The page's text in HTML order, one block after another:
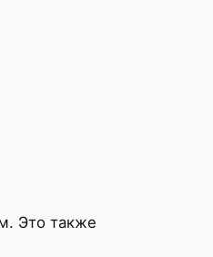
Это также